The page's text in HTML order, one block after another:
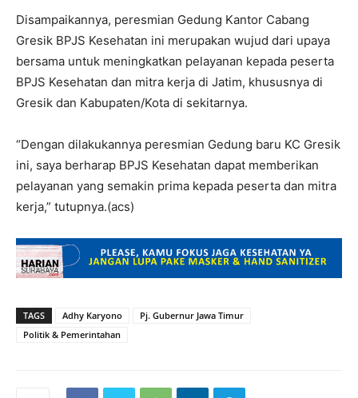
Disampaikannya, peresmian Gedung Kantor Cabang
Gresik BPJS Kesehatan ini merupakan wujud dari upaya
bersama untuk meningkatkan pelayanan kepada peserta
BPJS Kesehatan dan mitra kerja di Jatim, khususnya di
Gresik dan Kabupaten/Kota di sekitarnya.
“Dengan dilakukannya peresmian Gedung baru KC Gresik
ini, saya berharap BPJS Kesehatan dapat memberikan
pelayanan yang semakin prima kepada peserta dan mitra
kerja,” tutupnya.(acs)
TAGS Adhy Karyono
Pj. Gubernur Jawa Timur
Politik & Pemerintahan